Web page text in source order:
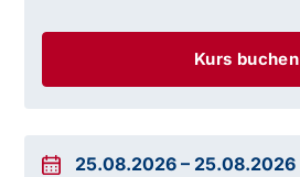
Kurs buchen
25.08.2026 – 25.08.2026